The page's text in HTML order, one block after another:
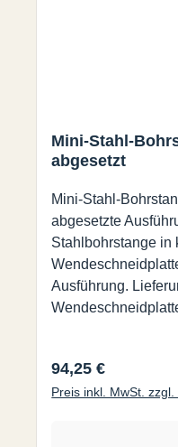
Mini-Stahl-
abgesetzt
Mini-Stahl-
abgesetzte
Stahlbohrstange in
Ausführung.
Wendeschneidplatte.
2,4 4,8 CDGT 0401… A 0508H SCLDR/L
5 100 20 2,9 5,8 A 0608H SCLDR/L 04 8 6 100
Regulärer Preis:
94,25 €
Preis inkl. MwSt.